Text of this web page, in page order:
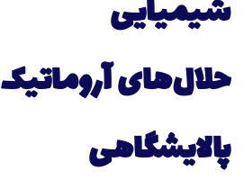
شیمیایی
حلال‌های آروماتیک
پالایشگاهی